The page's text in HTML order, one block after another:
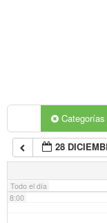
Categorías
28
Todo el día
7:00
8:00